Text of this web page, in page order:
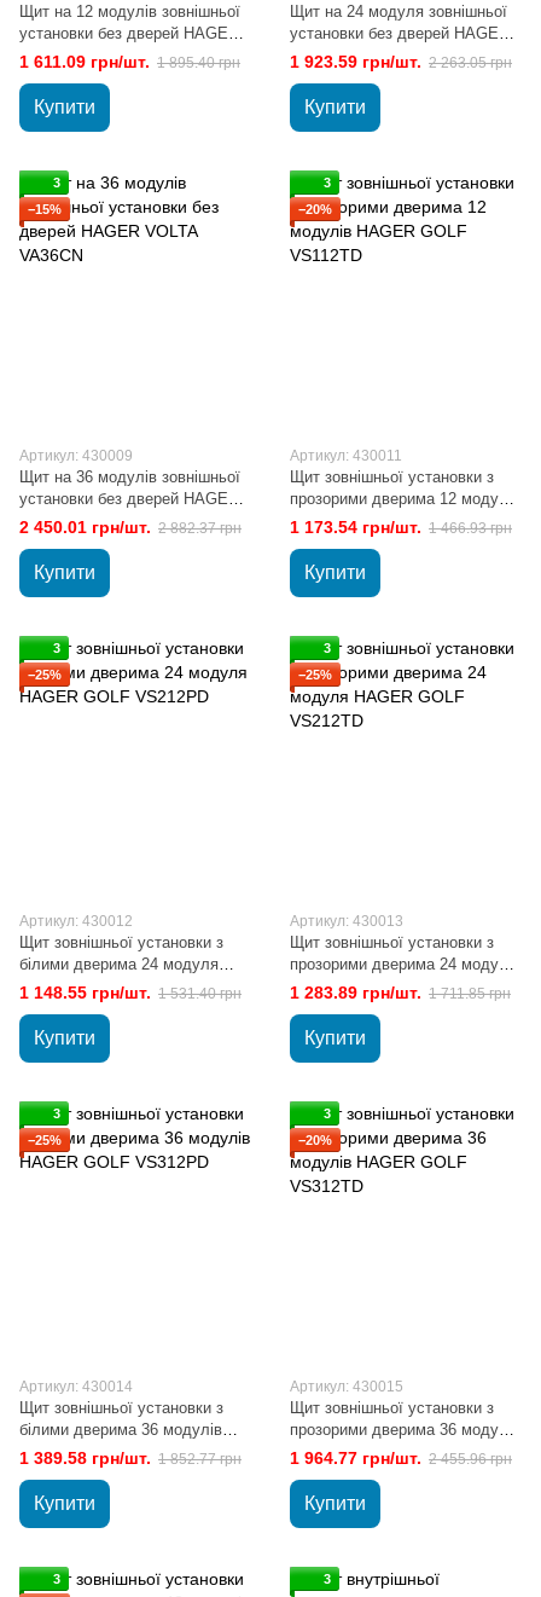
Щит на 12 модулів зовнішньої
установки без дверей HAGER
VOLTA VA12CN
1 611.09 грн/шт. 1 895.40 грн
Купити
Щит на 24 модуля зовнішньої
установки без дверей HAGER
VOLTA VA24CN
1 923.59 грн/шт. 2 263.05 грн
Купити
3
−15%
Артикул: 430009
Щит на 36 модулів зовнішньої
установки без дверей HAGER
VOLTA VA36CN
2 450.01 грн/шт. 2 882.37 грн
Купити
3
−20%
Артикул: 430011
Щит зовнішньої установки з
прозорими дверима 12 модулів
HAGER GOLF VS112TD
1 173.54 грн/шт. 1 466.93 грн
Купити
3
−25%
Артикул: 430012
Щит зовнішньої установки з
білими дверима 24 модуля
HAGER GOLF VS212РD
1 148.55 грн/шт. 1 531.40 грн
Купити
3
−25%
Артикул: 430013
Щит зовнішньої установки з
прозорими дверима 24 модуля
HAGER GOLF VS212TD
1 283.89 грн/шт. 1 711.85 грн
Купити
3
−25%
Артикул: 430014
Щит зовнішньої установки з
білими дверима 36 модулів
HAGER GOLF VS312РD
1 389.58 грн/шт. 1 852.77 грн
Купити
3
−20%
Артикул: 430015
Щит зовнішньої установки з
прозорими дверима 36 модулів
HAGER GOLF VS312TD
1 964.77 грн/шт. 2 455.96 грн
Купити
3
3